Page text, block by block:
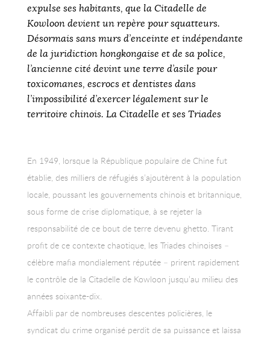
expulse ses habitants, que la Citadelle de
Kowloon devient un repère pour squatteurs.
Désormais sans murs d’enceinte et indépendante
de la juridiction hongkongaise et de sa police,
l’ancienne cité devint une terre d’asile pour
toxicomanes, escrocs et dentistes dans
l’impossibilité d’exercer légalement sur le
territoire chinois. La Citadelle et ses Triades
En 1949, lorsque la République populaire de Chine fut
établie, des milliers de réfugiés s’ajoutèrent à la population
locale, poussant les gouvernements chinois et britannique,
sous forme de crise diplomatique, à se rejeter la
responsabilité de ce bout de terre devenu ghetto. Tirant
profit de ce contexte chaotique, les Triades chinoises –
célèbre mafia mondialement réputée – prirent rapidement
le contrôle de la Citadelle de Kowloon jusqu’au milieu des
années soixante-dix.
Affaibli par de nombreuses descentes policières, le
syndicat du crime organisé perdit de sa puissance et laissa